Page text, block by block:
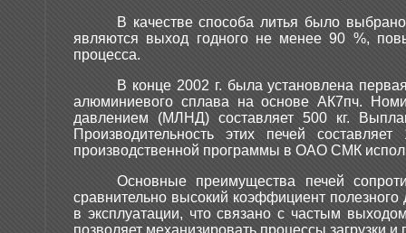
В качестве способа литья было
являются выход годного не менее 90 %,
процесса.
В конце 2002 г. была установлена
алюминиевого сплава на основе АК7пч.
давлением (МЛНД) составляет 500 кг.
Производительность этих печей
производственной программы в ОАО СМК
Основные преимущества печей
сравнительно высокий коэффициент
в эксплуатации, что связано с частым
позволяет механизировать процессы загрузки